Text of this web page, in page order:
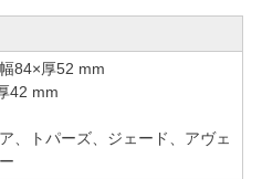
84×厚52 mm
42 mm
、トパーズ、ジェード、アヴェ